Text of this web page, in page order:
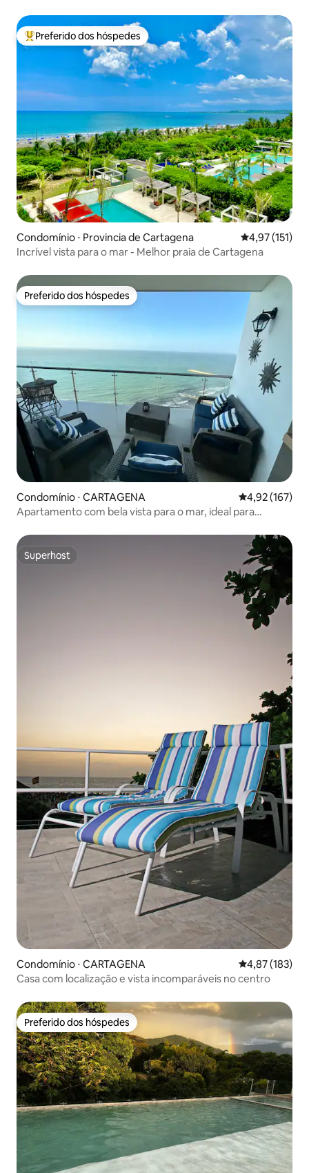
Entre os melhores preferidos dos hóspedes
Preferido dos hóspedes
Condomínio ⋅ Provincia de Cartagena 4,97 de uma
4,97 (151)
Incrível vista para o mar - Melhor praia de Cartagena
Preferido dos hóspedes
Preferido dos hóspedes
Condomínio ⋅ CARTAGENA 4,92 de uma
4,92 (167)
Apartamento com bela vista para o mar, ideal para
Superhost
Superhost
Condomínio ⋅ CARTAGENA 4,87 de uma
4,87 (183)
Casa com localização e vista incomparáveis no centro
Preferido dos hóspedes
Preferido dos hóspedes